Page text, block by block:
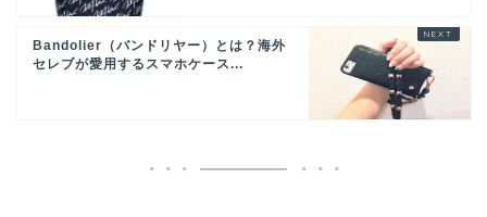
Bandolier（バンドリヤー）とは？海外
セレブが愛用するスマホケース...